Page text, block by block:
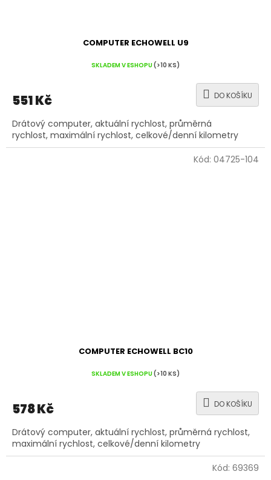
COMPUTER ECHOWELL U9
SKLADEM V ESHOPU(>10 KS)
551 Kč DO KOŠÍKU
Drátový computer, aktuální rychlost, průměrná
rychlost, maximální rychlost, celkové/denní kilometry
COMPUTER ECHOWELL BC10
SKLADEM V ESHOPU(>10 KS)
578 Kč DO KOŠÍKU
Drátový computer, aktuální rychlost, průměrná rychlost,
maximální rychlost, celkové/denní kilometry
Kód: 04725-104
Kód: 69369